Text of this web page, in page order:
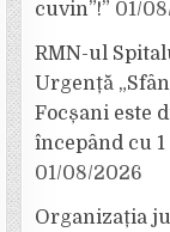
cuvin”!” 01/
RMN-ul
Urgență
Focșani este
începând cu
01/08/2026
Organizația